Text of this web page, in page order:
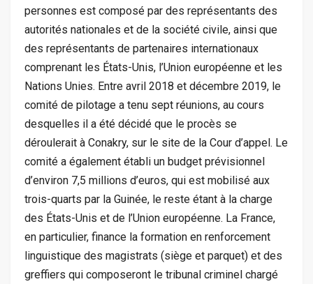
personnes est composé par des représentants des
autorités nationales et de la société civile, ainsi que
des représentants de partenaires internationaux
comprenant les États-Unis, l’Union européenne et les
Nations Unies. Entre avril 2018 et décembre 2019, le
comité de pilotage a tenu sept réunions, au cours
desquelles il a été décidé que le procès se
déroulerait à Conakry, sur le site de la Cour d’appel. Le
comité a également établi un budget prévisionnel
d’environ 7,5 millions d’euros, qui est mobilisé aux
trois-quarts par la Guinée, le reste étant à la charge
des États-Unis et de l’Union européenne. La France,
en particulier, finance la formation en renforcement
linguistique des magistrats (siège et parquet) et des
greffiers qui composeront le tribunal criminel chargé